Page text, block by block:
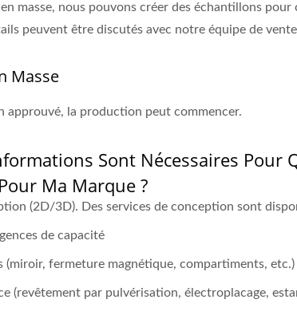
masse, nous pouvons créer des échantillons
peuvent être discutés avec notre équipe de
Masse
approuvé, la production peut commencer.
Sont Nécessaires Pour
Ma Marque ?
(2D/3D). Des services de conception sont
de capacité
(miroir, fermeture magnétique, compartiments, etc.)
(revêtement par pulvérisation, électroplacage,